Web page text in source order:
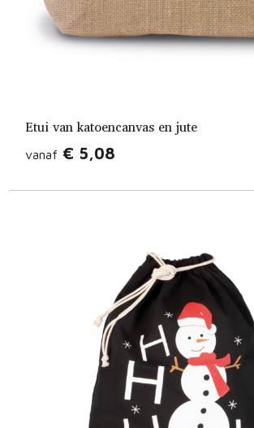
Etui van katoencanvas en jute
vanaf € 5,08